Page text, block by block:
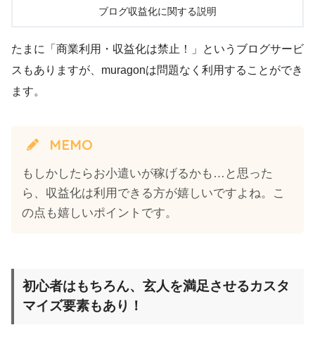
ブログ収益化に関する説明
たまに「商業利用・収益化は禁止！」というブログサービ
スもありますが、muragonは問題なく利用することができ
ます。
MEMO
もしかしたらお小遣いが稼げるかも…と思った
ら、収益化は利用できる方が嬉しいですよね。こ
の点も嬉しいポイントです。
初心者はもちろん、玄人を満足させるカスタ
マイズ要素もあり！